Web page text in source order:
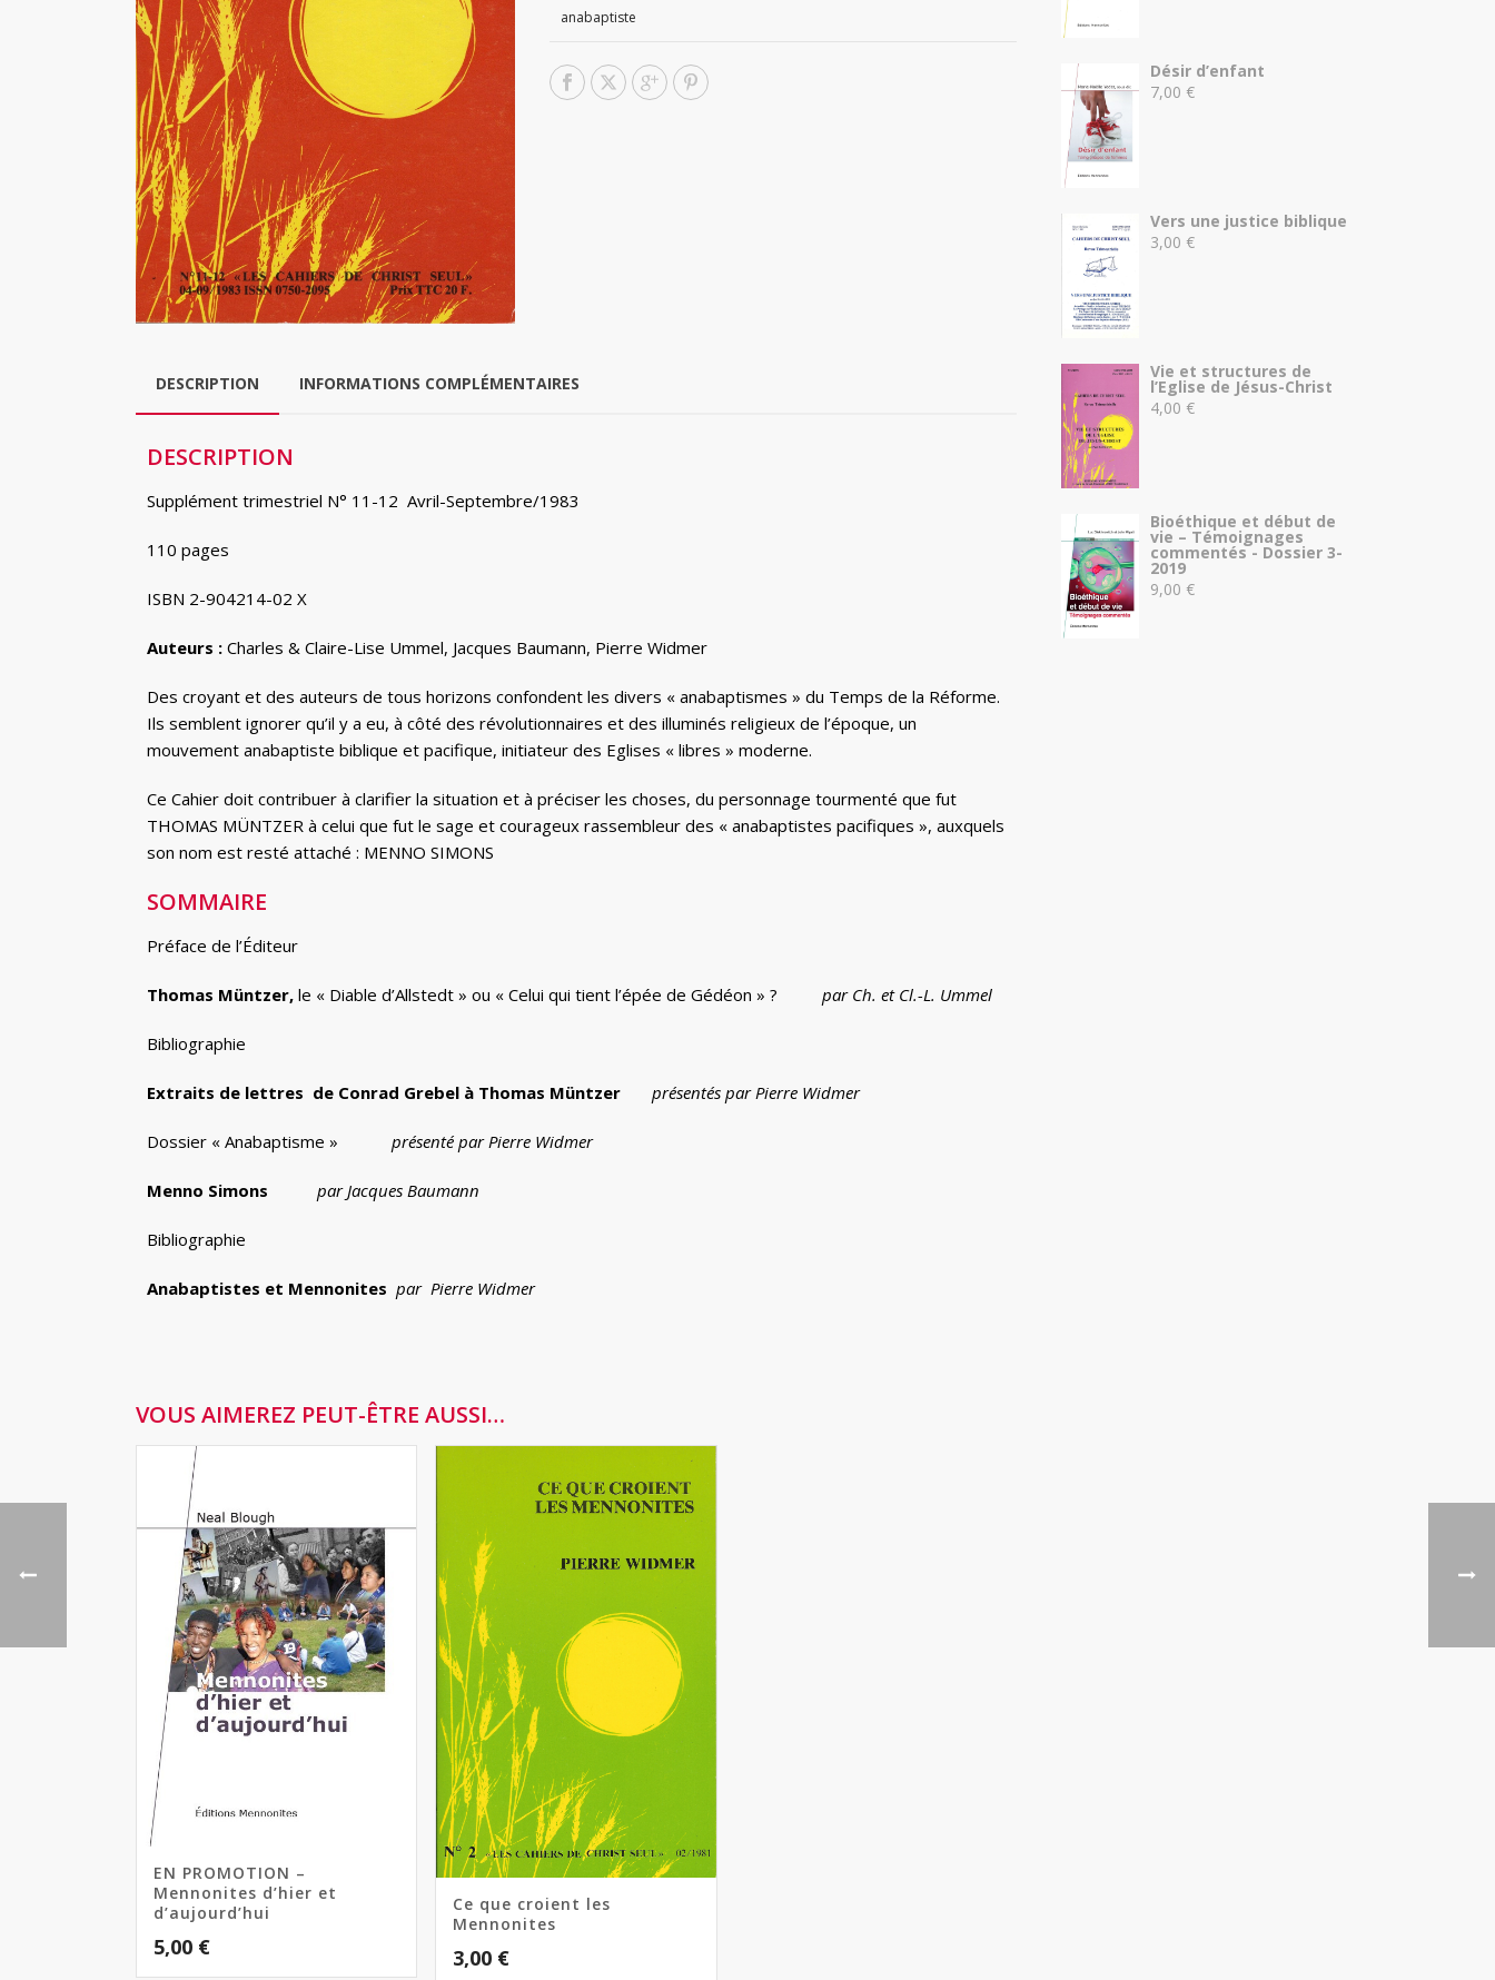
anabaptiste
DESCRIPTION INFORMATIONS COMPLÉMENTAIRES
DESCRIPTION
Supplément trimestriel N° 11-12 Avril-Septembre/1983
110 pages
ISBN 2-904214-02 X
Auteurs : Charles & Claire-Lise Ummel, Jacques Baumann, Pierre Widmer
Des croyant et des auteurs de tous horizons confondent les divers « anabaptismes » du Temps de la Réforme.
Ils semblent ignorer qu’il y a eu, à côté des révolutionnaires et des illuminés religieux de l’époque, un
mouvement anabaptiste biblique et pacifique, initiateur des Eglises « libres » moderne.
Ce Cahier doit contribuer à clarifier la situation et à préciser les choses, du personnage tourmenté que fut
THOMAS MÜNTZER à celui que fut le sage et courageux rassembleur des « anabaptistes pacifiques », auxquels
son nom est resté attaché : MENNO SIMONS
SOMMAIRE
Préface de l’Éditeur
Thomas Müntzer, le « Diable d’Allstedt » ou « Celui qui tient l’épée de Gédéon » ? par Ch. et Cl.-L. Ummel
Bibliographie
Extraits de lettres de Conrad Grebel à Thomas Müntzer présentés par Pierre Widmer
Dossier « Anabaptisme » présenté par Pierre Widmer
Menno Simons par Jacques Baumann
Bibliographie
Anabaptistes et Mennonites par Pierre Widmer
VOUS AIMEREZ PEUT-ÊTRE AUSSI…
EN PROMOTION –
Mennonites d’hier et
d’aujourd’hui
5,00 €
Ce que croient les
Mennonites
3,00 €
Désir d’enfant
7,00 €
Vers une justice biblique
3,00 €
Vie et structures de
l’Eglise de Jésus-Christ
4,00 €
Bioéthique et début de
vie – Témoignages
commentés - Dossier 3-
2019
9,00 €